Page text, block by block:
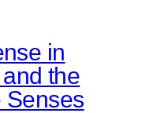
in
the
Senses